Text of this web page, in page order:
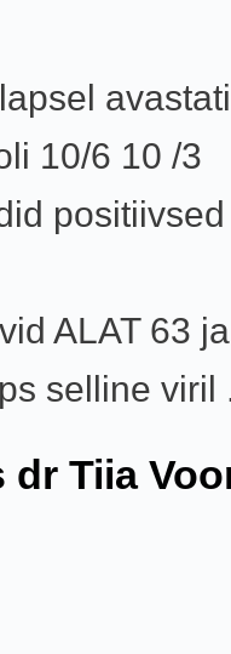
avastati
10/6 10 /3
positiivsed
ALAT 63
selline viril
dr Tiia